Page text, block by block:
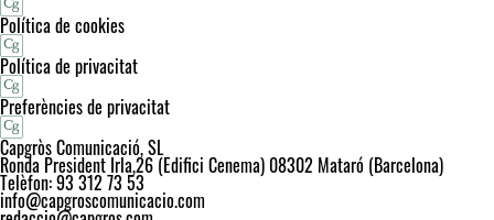
Política de cookies
Política de privacitat
Preferències de privacitat
Capgròs Comunicació, SL
Ronda President Irla,26 (Edifici Cenema) 08302 Mataró (Barcelona)
Telèfon: 93 312 73 53
info@capgroscomunicacio.com